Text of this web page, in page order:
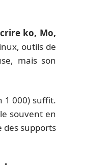
ko, Mo,
outils de
mais son
1 000) suffit.
souvent en
des supports